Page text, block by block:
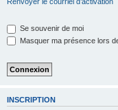
Se souvenir de moi
Masquer ma présence lors
INSCRIPTION